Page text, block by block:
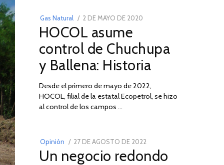
Gas Natural
POSTED
ON
2 DE MAYO DE 2020
DE
2026
HOCOL asume
control de Chuchupa
y Ballena: Historia
Desde el primero de mayo de 2022,
HOCOL, filial de la estatal Ecopetrol, se hizo
al control de los campos …
Opinión
POSTED
ON
27 DE AGOSTO DE 2022
DE
Un negocio redondo